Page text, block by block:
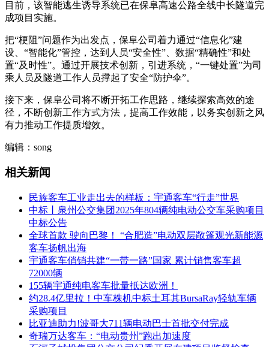
目前，该智能逃生诱导系统已在保阜高速公路全线中长隧道完
成项目实施。
把“梗阻”问题作为出发点，保阜公司着力通过“信息化”建
设、“智能化”管控，达到人员“安全性”、数据“精确性”和处
置“及时性”。通过开展技术创新，引进系统，“一键处置”为司
乘人员及隧道工作人员撑起了安全“防护伞”。
接下来，保阜公司将不断开拓工作思路，继续探索高效的途
径，不断创新工作方式方法，提高工作效能，以务实创新之风
有力推动工作提质增效。
编辑：song
相关新闻
民族客车工业走出去的样板：宇通客车“行走”世界
中标丨泉州公交集团2025年804辆纯电动公交车采购项目
中标公告
全球首款 驶向巴黎！ “合肥造”电动双层敞篷观光新能源
客车扬帆出海
宇通客车俏销共建“一带一路”国家 累计销售客车超
72000辆
155辆宇通纯电客车批量抵达欧洲！
约28.4亿里拉！中车株机中标土耳其BursaRay轻轨车辆
采购项目
比亚迪助力!波哥大711辆电动巴士首批交付完成
奇瑞万达客车：“电动贵州”跑出加速度